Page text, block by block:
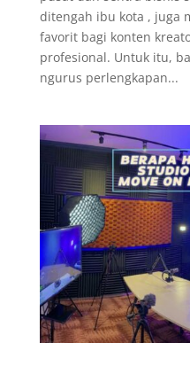
ditengah ibu kota , juga
favorit bagi konten
profesional. Untuk itu,
ngurus perlengkapan...